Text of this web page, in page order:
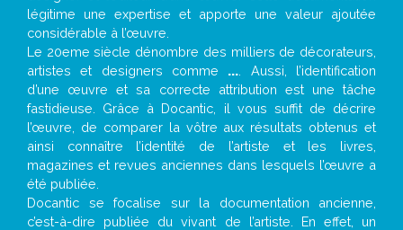
légitime une expertise et apporte une valeur ajoutée
considérable à l’œuvre.
Le 20eme siècle dénombre des milliers de décorateurs,
artistes et designers comme ... . Aussi, l’identification
d’une œuvre et sa correcte attribution est une tâche
fastidieuse. Grâce à Docantic, il vous suffit de décrire
l’œuvre, de comparer la vôtre aux résultats obtenus et
ainsi connaître l’identité de l’artiste et les livres,
magazines et revues anciennes dans lesquels l’œuvre a
été publiée.
Docantic se focalise sur la documentation ancienne,
c’est-à-dire publiée du vivant de l’artiste. En effet, un